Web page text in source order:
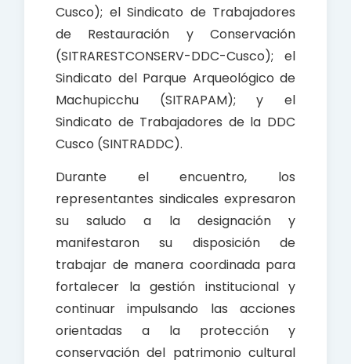
Cusco); el Sindicato de Trabajadores
de Restauración y Conservación
(SITRARESTCONSERV-DDC-Cusco); el
Sindicato del Parque Arqueológico de
Machupicchu (SITRAPAM); y el
Sindicato de Trabajadores de la DDC
Cusco (SINTRADDC).
Durante el encuentro, los
representantes sindicales expresaron
su saludo a la designación y
manifestaron su disposición de
trabajar de manera coordinada para
fortalecer la gestión institucional y
continuar impulsando las acciones
orientadas a la protección y
conservación del patrimonio cultural